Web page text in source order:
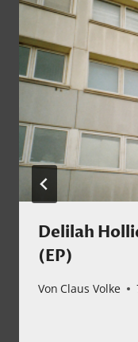
Delilah
(EP)
Von Claus Volke